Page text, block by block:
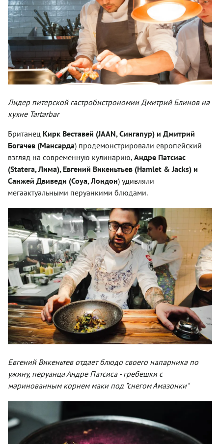
Лидер питерской гастробистрономии Дмитрий Блинов на
кухне Tartarbar
Британец Кирк Веставей (JAAN, Сингапур) и Дмитрий
Богачев (Мансарда) продемонстрировали европейский
взгляд на современную кулинарию, Андре Патсиас
(Statera, Лима), Евгений Викеньтьев (Hamlet & Jacks) и
Санжей Двиведи (Coya, Лондон) удивляли
мегаактуальными перуанкими блюдами.
Евгений Викеньтев отдает блюдо своего напарника по
ужину, перуанца Андре Патсиса - гребешки с
маринованным корнем маки под "снегом Амазонки"